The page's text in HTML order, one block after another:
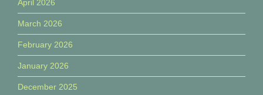
April 2026
March 2026
February 2026
January 2026
December 2025